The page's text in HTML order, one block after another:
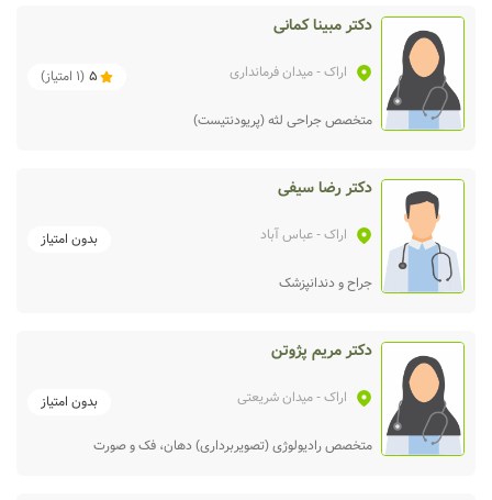
دکتر مبینا کمانی
اراک- میدان فرمانداری 5
(
1 امتیاز)
متخصص جراحی لثه (پریودنتیست)
دکتر رضا سیفی
اراک- عباس آباد بدون امتیاز
جراح و دندانپزشک
دکتر مریم پژوتن
اراک- میدان شریعتی بدون امتیاز
متخصص رادیولوژی (تصویربرداری) دهان، فک و صورت